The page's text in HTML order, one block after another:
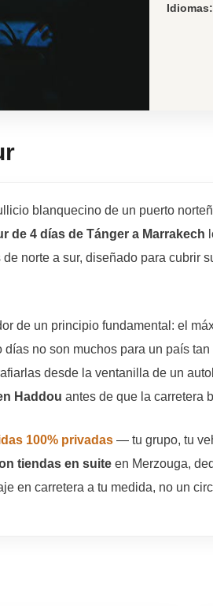
Idiomas:
blanquecino de un puerto
de 4 días de Tánger a Marrakech
norte a sur, diseñado para
de un principio fundamental: el
no son muchos para un país
desde la ventanilla de un
Haddou antes de que la carretera
100% privadas — tu grupo, tu
tiendas en suite en Merzouga,
en carretera a tu medida, no un